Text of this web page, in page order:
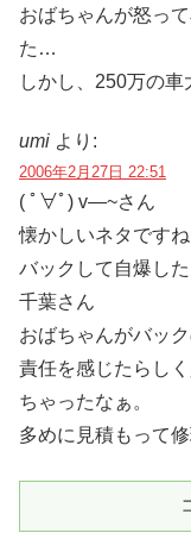
おばちゃんが怒っ
た…
しかし、250万の
umi より:
2006年2月27日 22:51
( ﾟ∀ﾟ) v―~さん
懐かしいネタです
バックして自爆した
千葉さん
おばちゃんがバッ
責任を感じたらし
ちゃったなぁ。
多めに見積もって